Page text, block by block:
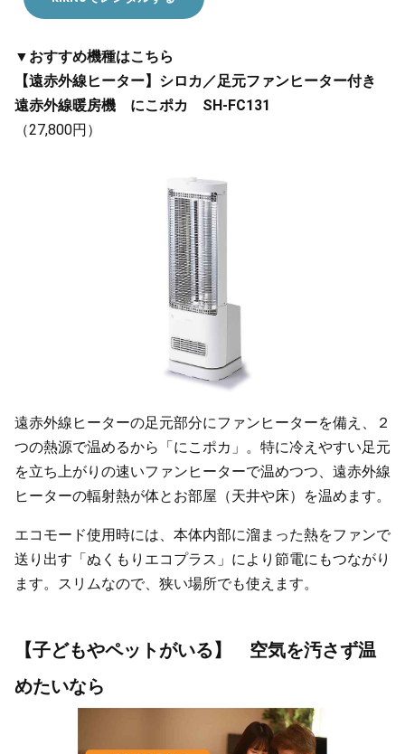
▼おすすめ機種はこちら
【遠赤外線ヒーター】シロカ／足元ファンヒーター付き
遠赤外線暖房機 にこポカ SH-FC131
（27,800円）
遠赤外線ヒーターの足元部分にファンヒーターを備え、２
つの熱源で温めるから「にこポカ」。特に冷えやすい足元
を立ち上がりの速いファンヒーターで温めつつ、遠赤外線
ヒーターの輻射熱が体とお部屋（天井や床）を温めます。
エコモード使用時には、本体内部に溜まった熱をファンで
送り出す「ぬくもりエコプラス」により節電にもつながり
ます。スリムなので、狭い場所でも使えます。
【子どもやペットがいる】 空気を汚さず温
めたいなら